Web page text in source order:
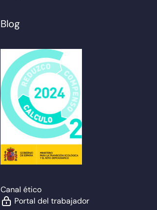
Blog
Canal ético
Portal del trabajador